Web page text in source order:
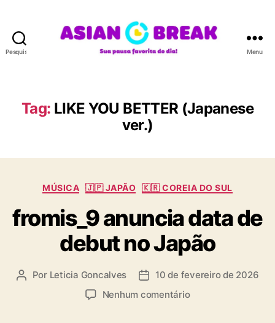
Pesquisar
A
N
B
E
K
Menu
Tag: LIKE YOU BETTER (Japanese
ver.)
C
t
e
g
o
i
a
MÚSICA 🇯🇵 JAPÃO 🇰🇷 COREIA DO SUL
fromis_9 anuncia data de
debut no Japão
A Por Leticia Goncalves
D 10 de fevereiro de 2026
Nenhum comentárioe